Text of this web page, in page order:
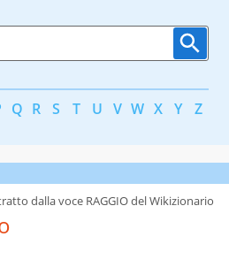
Q R S T U V W X Y Z
dalla voce RAGGIO del Wikizionario